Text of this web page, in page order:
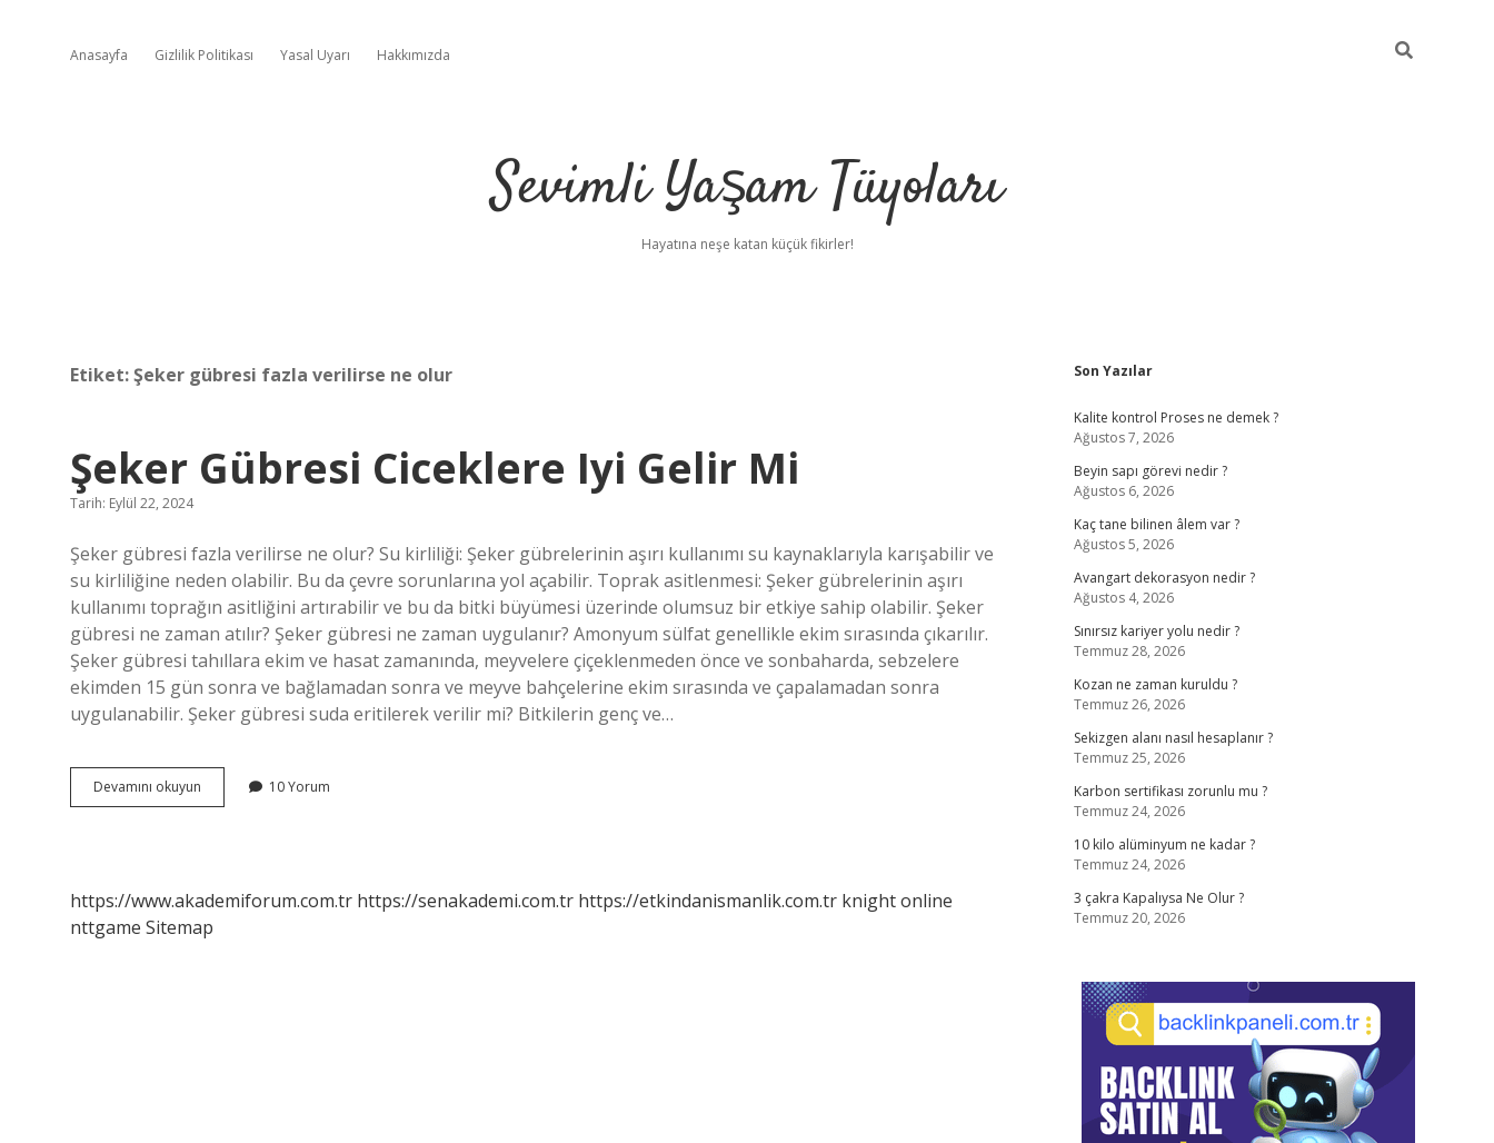
Anasayfa Gizlilik Politikası Yasal Uyarı Hakkımızda
Sevimli Yaşam Tüyoları
Hayatına neşe katan küçük fikirler!
Etiket:Şeker gübresi fazla verilirse ne olur
Şeker Gübresi Ciceklere Iyi Gelir Mi
Tarih: Eylül 22, 2024
Şeker gübresi fazla verilirse ne olur? Su kirliliği: Şeker gübrelerinin aşırı kullanımı su kaynaklarıyla karışabilir ve
su kirliliğine neden olabilir. Bu da çevre sorunlarına yol açabilir. Toprak asitlenmesi: Şeker gübrelerinin aşırı
kullanımı toprağın asitliğini artırabilir ve bu da bitki büyümesi üzerinde olumsuz bir etkiye sahip olabilir. Şeker
gübresi ne zaman atılır? Şeker gübresi ne zaman uygulanır? Amonyum sülfat genellikle ekim sırasında çıkarılır.
Şeker gübresi tahıllara ekim ve hasat zamanında, meyvelere çiçeklenmeden önce ve sonbaharda, sebzelere
ekimden 15 gün sonra ve bağlamadan sonra ve meyve bahçelerine ekim sırasında ve çapalamadan sonra
uygulanabilir. Şeker gübresi suda eritilerek verilir mi? Bitkilerin genç ve…
Devamını okuyun
Gübresi
10 Yorum
https://www.akademiforum.com.tr https://senakademi.com.tr https://etkindanismanlik.com.tr knight online
nttgame Sitemap
Sidebar
Son Yazılar
Kalite kontrol Proses ne demek ?
Ağustos 7, 2026
Beyin sapı görevi nedir ?
Ağustos 6, 2026
Kaç tane bilinen âlem var ?
Ağustos 5, 2026
Avangart dekorasyon nedir ?
Ağustos 4, 2026
Sınırsız kariyer yolu nedir ?
Temmuz 28, 2026
Kozan ne zaman kuruldu ?
Temmuz 26, 2026
Sekizgen alanı nasıl hesaplanır ?
Temmuz 25, 2026
Karbon sertifikası zorunlu mu ?
Temmuz 24, 2026
10 kilo alüminyum ne kadar ?
Temmuz 24, 2026
3 çakra Kapalıysa Ne Olur ?
Temmuz 20, 2026